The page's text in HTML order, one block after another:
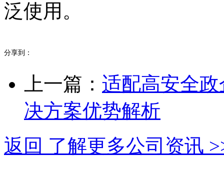
泛使用。
分享到：
上一篇： 适配高安全
决方案优势解析
返回 了解更多公司资讯